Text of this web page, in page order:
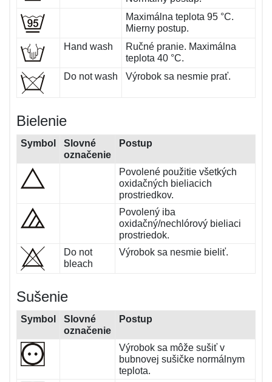
Maximálna teplota 95 °C.
Mierny postup.
Hand wash
Ručné pranie. Maximálna
teplota 40 °C.
Do not wash
Výrobok sa nesmie prať.
Bielenie
Symbol
Slovné
označenie
Postup
Povolené použitie všetkých
oxidačných bieliacich
prostriedkov.
Povolený iba
oxidačný/nechlórový bieliaci
prostriedok.
Do not
bleach
Výrobok sa nesmie bieliť.
Sušenie
Symbol
Slovné
označenie
Postup
Výrobok sa môže sušiť v
bubnovej sušičke normálnym
teplota.